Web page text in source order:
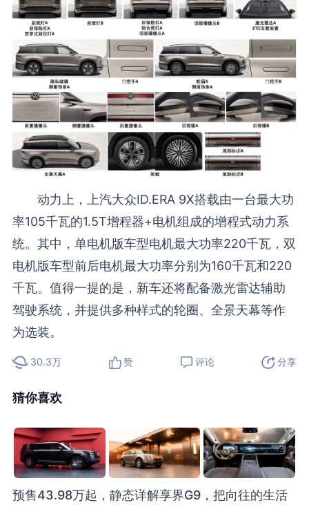
动力上，上汽大众ID.ERA 9X搭载由一台最大功
率105千瓦的1.5T增程器+电机组成的增程式动力系
统。其中，单电机版车型电机最大功率220千瓦，双
电机版车型前后电机最大功率分别为160千瓦和220
千瓦。值得一提的是，新车还将配备激光雷达辅助
驾驶系统，并提供多种样式的轮圈、全景天幕等作
为选装。
30.3万 赞 评论 分享
猜你喜欢
预售43.98万起，静态详解享界G9，把向往的生活